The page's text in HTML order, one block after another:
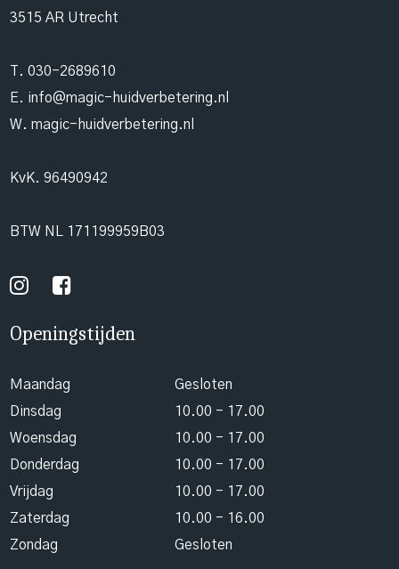
3515 AR Utrecht
T. 030-2689610
E. info@magic-huidverbetering.nl
W. magic-huidverbetering.nl
KvK. 96490942
BTW NL 171199959B03
Openingstijden
Maandag
Gesloten
Dinsdag
10.00 - 17.00
Woensdag
10.00 - 17.00
Donderdag
10.00 - 17.00
Vrijdag
10.00 - 17.00
Zaterdag
10.00 - 16.00
Zondag
Gesloten